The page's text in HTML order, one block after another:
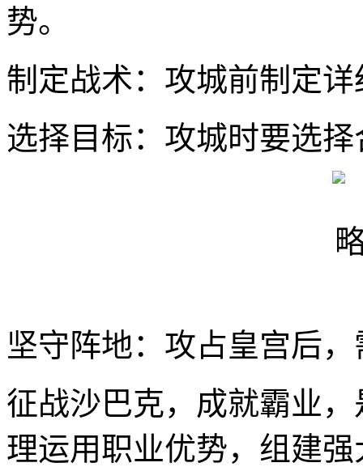
势。
制定战术：攻城前制定
选择目标：攻城时要选
坚守阵地：攻占皇宫后
征战沙巴克，成就霸业
理运用职业优势，组建